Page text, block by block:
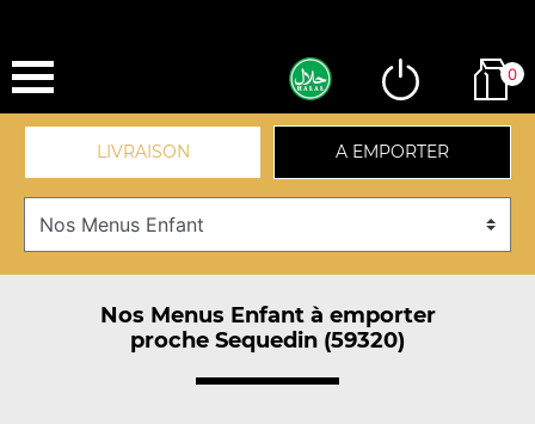
0
LIVRAISON A EMPORTER
Nos Menus Enfant à emporter
proche Sequedin (59320)